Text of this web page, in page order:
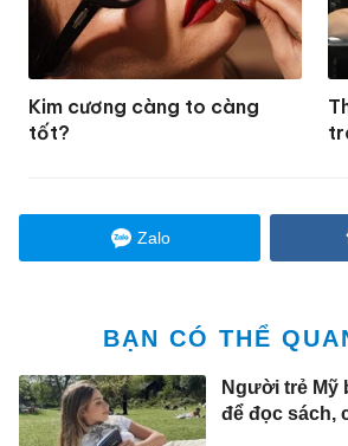
Kim cương càng to càng
tốt?
Zalo
BẠN CÓ THỂ
Người trẻ Mỹ
để đọc sách,